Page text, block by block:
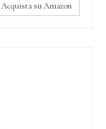
Acquista su Amazon